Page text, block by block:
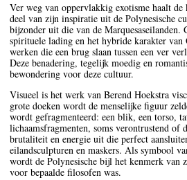
Ver weg van oppervlakkig exotisme haalt de
deel van zijn inspiratie uit de Polynesische
bijzonder uit die van de Marquesaseilanden.
spirituele lading en het hybride karakter van
werken die een brug slaan tussen een ver
Deze benadering, tegelijk moedig en
bewondering voor deze cultuur.
Visueel is het werk van Berend Hoekstra
grote doeken wordt de menselijke figuur
wordt gefragmenteerd: een blik, een torso,
lichaamsfragmenten, soms verontrustend of
brutaliteit en energie uit die perfect
eilandsculpturen en maskers. Als symbool
wordt de Polynesische bijl het kenmerk van
voor bepaalde filosofen was.